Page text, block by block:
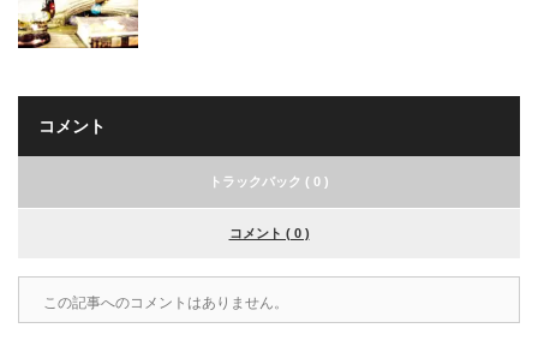
コメント
トラックバック ( 0 )
コメント ( 0 )
この記事へのコメントはありません。